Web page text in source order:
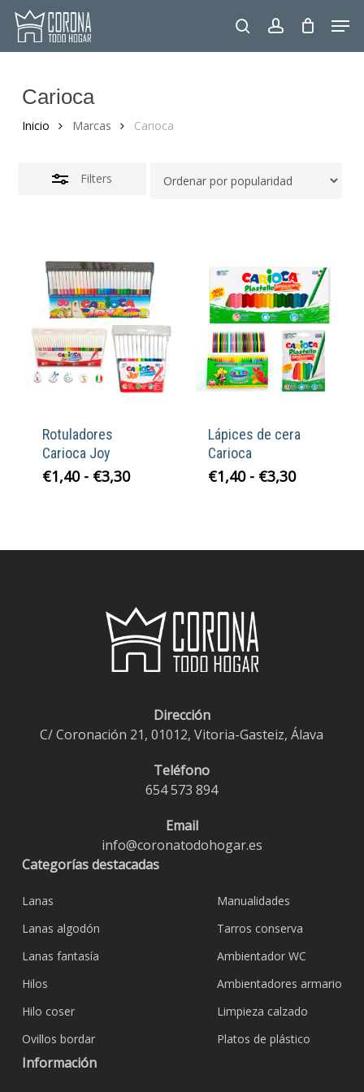
Skip
main
searchaccount
Carioca
Inicio Marcas Carioca
Filters
Rotuladores
Carioca Joy
€1,40 - €3,30Rango
€1,40
Lápices de cera
Carioca
€1,40 - €3,30Rango
€1,40
Close
Filters
Dirección
C/ Coronación 21, 01012, Vitoria-Gasteiz, Álava
Teléfono
654 573 894
Email
info@coronatodohogar.es
Categorías destacadas
Lanas
Lanas algodón
Lanas fantasía
Hilos
Hilo coser
Ovillos bordar
Manualidades
Tarros conserva
Ambientador WC
Ambientadores armario
Limpieza calzado
Platos de plástico
Información